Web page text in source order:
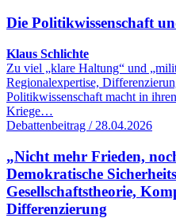
Die Politikwissenschaft
Klaus Schlichte
Zu viel „klare Haltung“ und
Regionalexpertise,
Politikwissenschaft macht in
Kriege…
Debattenbeitrag / 28.04.2026
„Nicht mehr Frieden,
Demokratische
Gesellschaftstheorie,
Differenzierung